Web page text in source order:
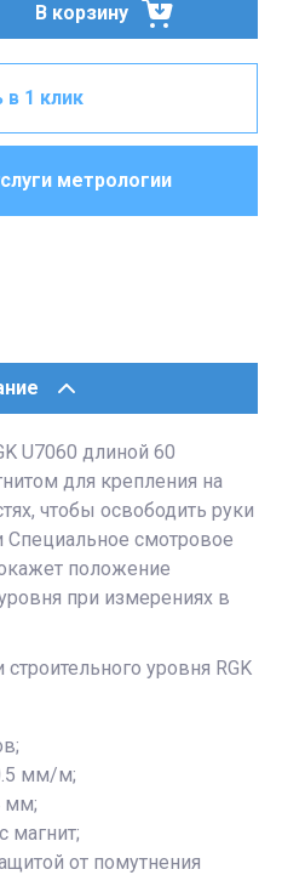
В корзину
в 1 клик
метрологии
U7060 длиной 60
для крепления на
чтобы освободить руки
Специальное смотровое
положение
при измерениях в
уровня RGK
мм/м;
мм;
магнит;
от помутнения